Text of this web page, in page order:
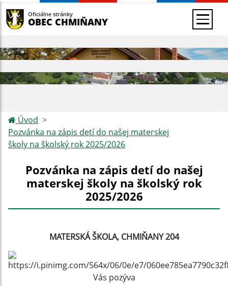
Oficiálne stránky
OBEC CHMIŇANY
Úvod
Pozvánka na zápis detí do našej materskej
školy na školský rok 2025/2026
Pozvánka na zápis detí do našej
materskej školy na školský rok
2025/2026
MATERSKÁ ŠKOLA, CHMIŇANY 204
Vás pozýva